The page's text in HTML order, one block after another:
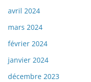
avril 2024
mars 2024
février 2024
janvier 2024
décembre 2023